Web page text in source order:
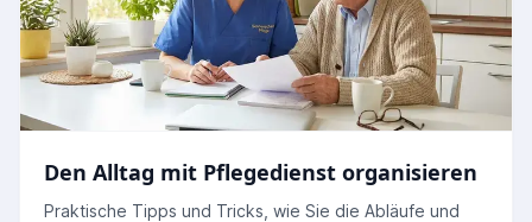
Den Alltag mit Pflegedienst organisieren
Praktische Tipps und Tricks, wie Sie die Abläufe und